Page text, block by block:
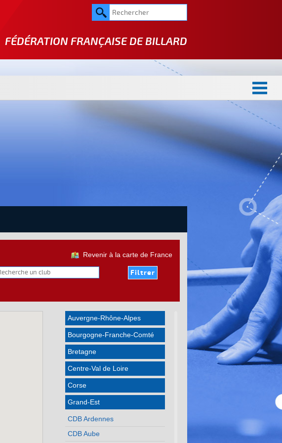
FÉDÉRATION FRANÇAISE DEBILLARD
Revenir à la carte de France
Auvergne-Rhône-Alpes
Bourgogne-Franche-Comté
Bretagne
Centre-Val de Loire
Corse
Grand-Est
CDB Ardennes
CDB Aube